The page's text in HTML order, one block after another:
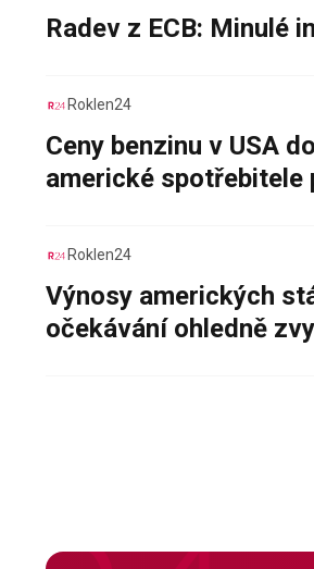
Radev z ECB: Minulé
Roklen24
Ceny benzinu v USA
americké spotřebitele
Roklen24
Výnosy amerických
očekávání ohledně